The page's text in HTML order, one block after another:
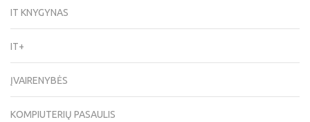
IT KNYGYNAS
IT+
ĮVAIRENYBĖS
KOMPIUTERIŲ PASAULIS